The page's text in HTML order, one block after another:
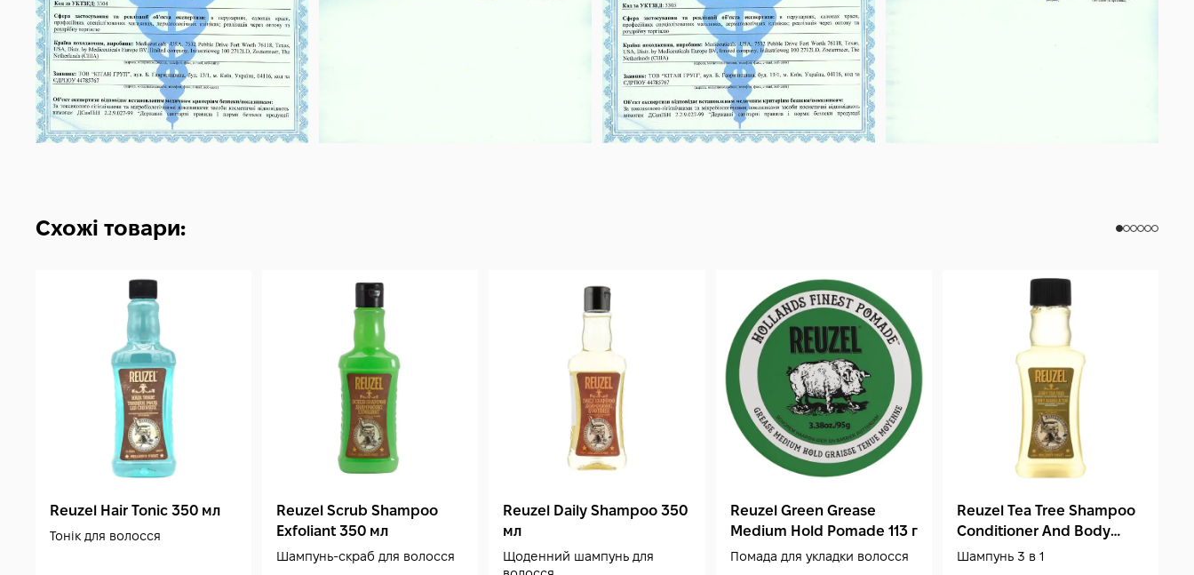
Схожі товари:
Reuzel Hair Tonic 350 мл
Тонік для волосся
Reuzel Scrub Shampoo
Exfoliant 350 мл
Шампунь-скраб для волосся
Reuzel Daily Shampoo 350
мл
Щоденний шампунь для
Reuzel Green Grease
Medium Hold Pomade 113 г
Помада для укладки волосся
Reuzel Tea Tree Shampoo
Conditioner And Body
Wash 350 мл
Шампунь 3 в 1